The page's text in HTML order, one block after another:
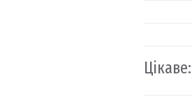
Цікаве: